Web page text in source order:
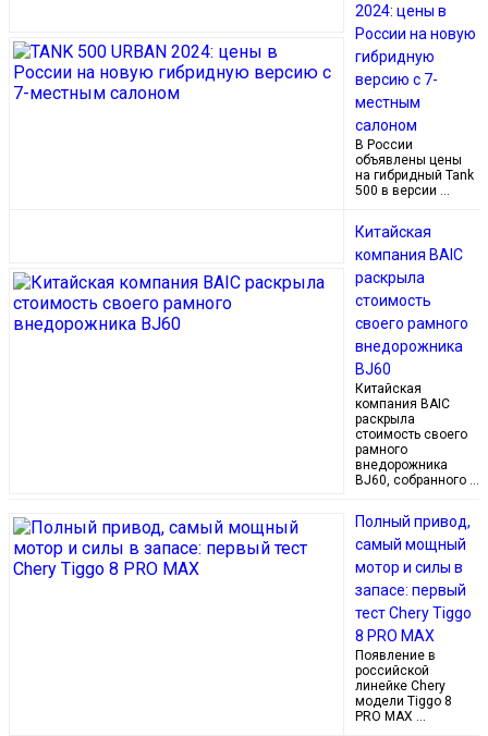
2024: цены в
России на новую
гибридную
версию с 7-
местным
салоном
В России
объявлены цены
на гибридный Tank
500 в версии …
Китайская
компания BAIC
раскрыла
стоимость
своего рамного
внедорожника
BJ60
Китайская
компания BAIC
раскрыла
стоимость своего
рамного
внедорожника
BJ60, собранного …
Полный привод,
самый мощный
мотор и силы в
запасе: первый
тест Chery Tiggo
8 PRO MAX
Появление в
российской
линейке Chery
модели Tiggo 8
PRO MAX …